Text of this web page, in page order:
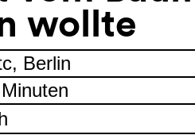
wollte
Berlin